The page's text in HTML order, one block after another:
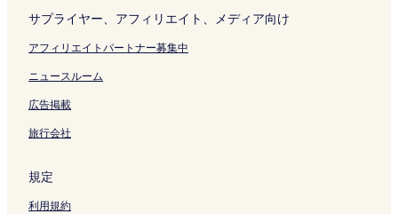
サプライヤー、アフィリエイト、メディア向け
アフィリエイトパートナー募集中
ニュースルーム
広告掲載
旅行会社
規定
利用規約